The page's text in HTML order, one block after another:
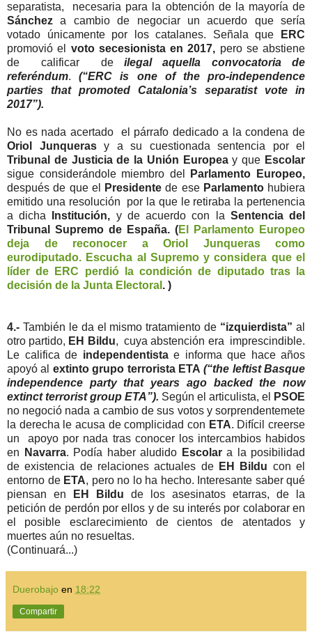
separatista, necesaria para la obtención de la mayoría de
Sánchez a cambio de negociar un acuerdo que sería
votado únicamente por los catalanes. Señala que
ERC
promovió el voto secesionista en 2017, pero se abstiene
de calificar de ilegal aquella convocatoria de
referéndum.(“ERC is one of the pro-independence
parties that promoted Catalonia’s separatist vote in
2017”).
No es nada acertado el párrafo dedicado a la condena de
Oriol Junquerasy a su cuestionada sentencia por el
Tribunal de Justicia de la Unión Europeay que Escolar
sigue considerándole miembro del
Parlamento Europeo,
después de que el
Presidentede ese Parlamentohubiera
emitido una resolución por la que le retiraba la pertenencia
a dicha
Institución, y de acuerdo con la Sentencia del
Tribunal Supremo de España. (El Parlamento Europeo
deja de reconocer a Oriol Junqueras como
eurodiputado. Escucha al Supremo y considera que el
líder de ERC perdió la condición de diputado tras la
decisión de la Junta Electoral . )
4.- También le da el mismo tratamiento de “izquierdista”al
otro partido, EH Bildu, cuya abstención era imprescindible.
Le califica de independentistae informa que hace años
apoyó al extinto grupo terrorista ETA (“the leftist Basque
independence party that years ago backed the now
extinct terrorist group ETA”). Según el articulista, el
PSOE
no negoció nada a cambio de sus votos y sorprendentemete
la derecha le acusa de complicidad con ETA. Difícil creerse
un apoyo por nada tras conocer los intercambios habidos
en Navarra. Podía haber aludido Escolar a la posibilidad
de existencia de relaciones actuales de EH Bildu con el
entorno de ETA, pero no lo ha hecho. Interesante saber qué
piensan en
EH Bildu de los asesinatos etarras, de la
petición de perdón por ellos y de su interés por colaborar en
el posible esclarecimiento de cientos de atentados y
muertes aún no resueltas.
(Continuará...)
Duerobajo en 18:22
Compartir